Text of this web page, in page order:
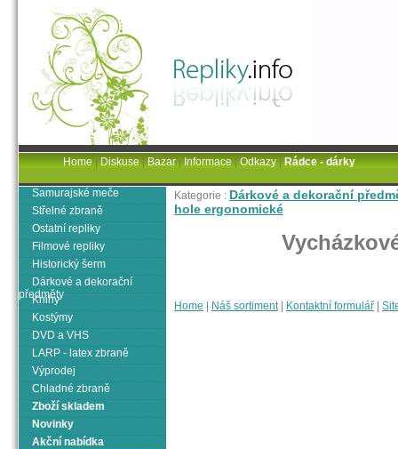
Kategorie : Dárkové a dekorační
hole ergonomické
Home Náš sortiment| Kontaktní formulář
Samurajské meče
Střelné zbraně
Ostatní repliky
Filmové repliky
Historický šerm
Dárkové a dekorační
předměty
Knihy
Kostýmy
DVD a VHS
LARP - latex zbraně
Výprodej
Chladné zbraně
Zboží skladem
Novinky
Akční nabídka
Home|Diskuse|Bazar|Informace|Odkazy|Rádce - dárky